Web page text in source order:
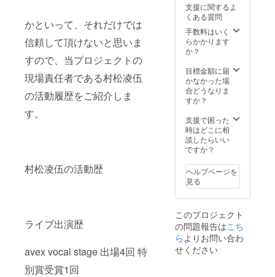
かといって、それだけでは
信頼して頂けないと思いま
すので、当プロジェクトの
現場責任者である村松凌伍
の活動履歴をご紹介しま
す。
村松凌伍の活動歴
ライブ出演歴
avex vocal stage 出場4回 特
別賞受賞1回
支援に関するよ
くある質問
手数料はいく
らかかります
か？
目標金額に届
かなかった場
合どうなりま
すか？
支援で困った
時はどこに相
談したらいい
ですか？
ヘルプページを
見る
このプロジェクト
の問題報告はこち
らよりお問い合わ
せください